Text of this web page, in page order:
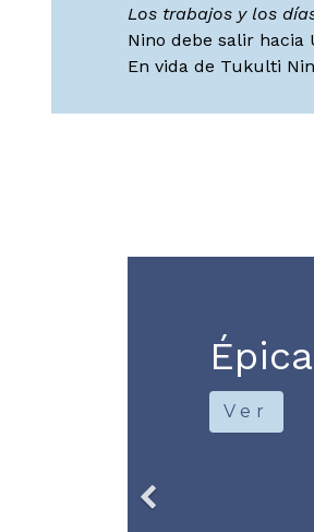
Los trabajos y los
Nino debe salir
En vida de Tukulti
Ver